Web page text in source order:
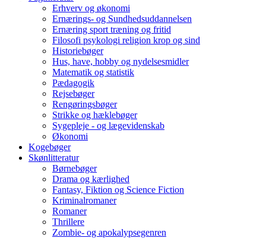
Erhverv og økonomi
Ernærings- og Sundhedsuddannelsen
Ernæring sport træning og fritid
Filosofi psykologi religion krop og sind
Historiebøger
Hus, have, hobby og nydelsesmidler
Matematik og statistik
Pædagogik
Rejsebøger
Rengøringsbøger
Strikke og hæklebøger
Sygepleje - og lægevidenskab
Økonomi
Kogebøger
Skønlitteratur
Børnebøger
Drama og kærlighed
Fantasy, Fiktion og Science Fiction
Kriminalromaner
Romaner
Thrillere
Zombie- og apokalypsegenren